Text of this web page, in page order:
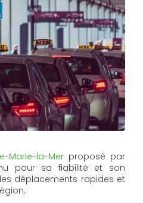
Marie-la-Merproposé par
pour sa fiabilité et son
déplacements rapides et